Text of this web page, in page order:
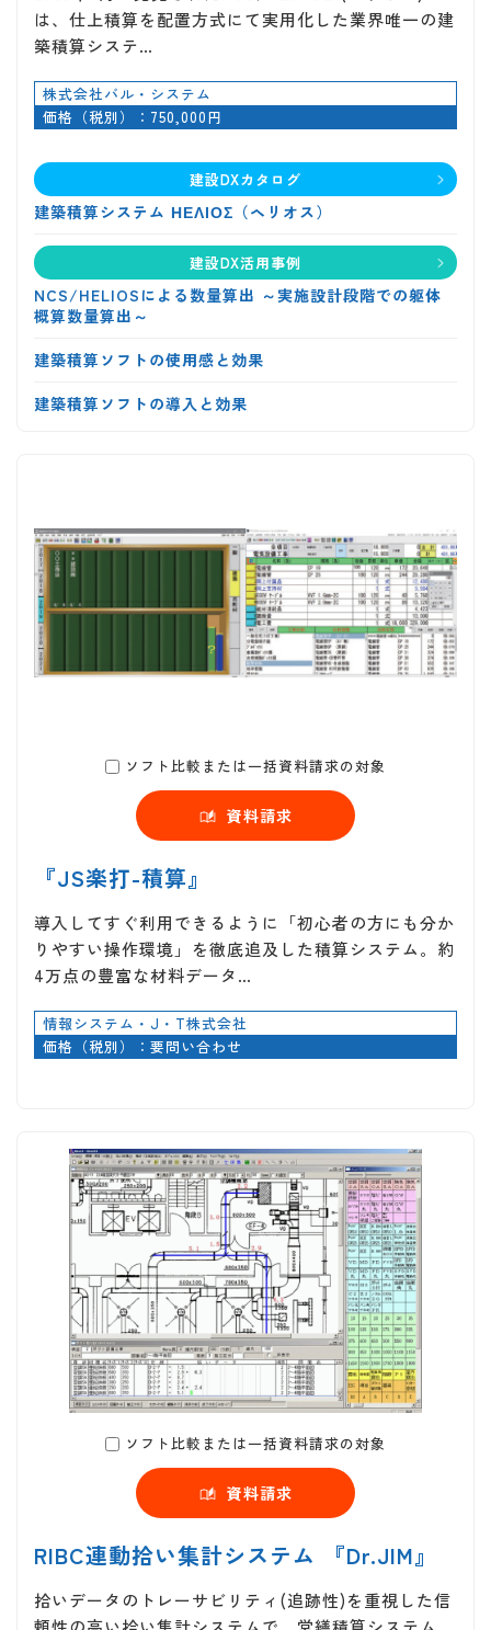
は、仕上積算を配置方式にて実用化した業界唯一の建
築積算システ…
株式会社バル・システム
価格（税別）：750,000円
建設DXカタログ
建築積算システム ΗΕΛΙΟΣ（ヘリオス）
建設DX活用事例
NCS/HELIOSによる数量算出 ～実施設計段階での躯体
概算数量算出～
建築積算ソフトの使用感と効果
建築積算ソフトの導入と効果
ソフト比較または一括資料請求の対象
資料請求
『JS楽打-積算』
導入してすぐ利用できるように「初心者の方にも分か
りやすい操作環境」を徹底追及した積算システム。約
4万点の豊富な材料データ…
情報システム・J・T株式会社
価格（税別）：要問い合わせ
ソフト比較または一括資料請求の対象
資料請求
RIBC連動拾い集計システム 『Dr.JIM』
拾いデータのトレーサビリティ(追跡性)を重視した信